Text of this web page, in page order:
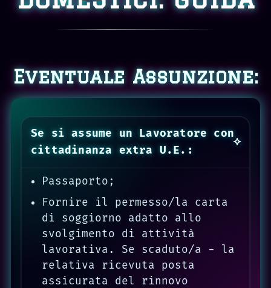
Eventuale Assunzione:
Se si assume un Lavoratore con
cittadinanza extra U.E.:
Passaporto;
Fornire il permesso/la carta
di soggiorno adatto allo
svolgimento di attività
lavorativa. Se scaduto/a - la
relativa ricevuta posta
assicurata del rinnovo